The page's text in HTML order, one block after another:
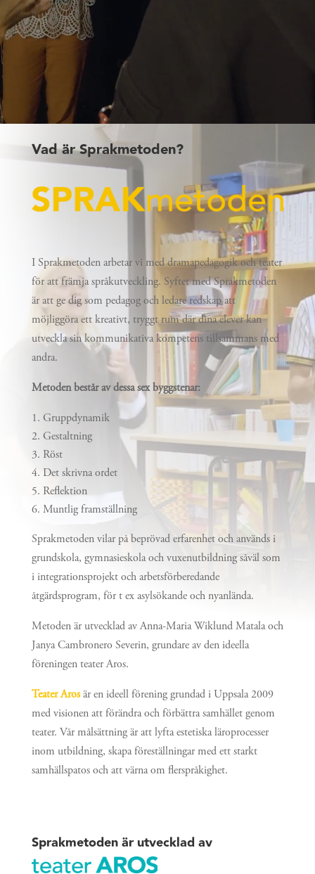
Vad är Sprakmetoden?
I Sprakmetoden arbetar vi med dramapedagogik och teater
för att främja språkutveckling. Syftet med Sprakmetoden
är att ge dig som pedagog och ledare redskap att
möjliggöra ett kreativt, tryggt rum där dina elever kan
utveckla sin kommunikativa kompetens tillsammans med
andra.
Metoden består av dessa sex byggstenar:
Gruppdynamik
Gestaltning
Röst
Det skrivna ordet
Reflektion
Muntlig framställning
Sprakmetoden vilar på beprövad erfarenhet och används i
grundskola, gymnasieskola och vuxenutbildning såväl som
i integrationsprojekt och arbetsförberedande
åtgärdsprogram, för t ex asylsökande och nyanlända.
Metoden är utvecklad av Anna-Maria Wiklund Matala och
Janya Cambronero Severin, grundare av den ideella
föreningen teater Aros.
Teater Arosär en ideell förening grundad i Uppsala 2009
med visionen att förändra och förbättra samhället genom
teater. Vår målsättning är att lyfta estetiska läroprocesser
inom utbildning, skapa föreställningar med ett starkt
samhällspatos och att värna om flerspråkighet.
Sprakmetoden är utvecklad av